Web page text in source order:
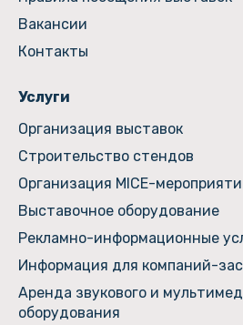
Вакансии
Контакты
Услуги
Организация выставок
Строительство стендов
Организация MICE-
Выставочное оборудование
Рекламно-информационные
Информация для компаний-
Аренда звукового и
оборудования